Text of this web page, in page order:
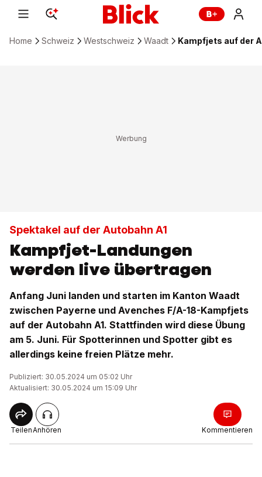
Home Schweiz Westschweiz Waadt Kampfjets auf der
Spektakel auf der Autobahn A1
Kampfjet-Landungen
werden live übertragen
Anfang Juni landen und starten im Kanton Waadt
zwischen Payerne und Avenches F/A-18-Kampfjets
auf der Autobahn A1. Stattfinden wird diese Übung
am 5. Juni. Für Spotterinnen und Spotter gibt es
allerdings keine freien Plätze mehr.
Publiziert: 30.05.2024 um 05:02 Uhr
Aktualisiert: 30.05.2024 um 15:09 Uhr
TeilenAnhören Kommentieren